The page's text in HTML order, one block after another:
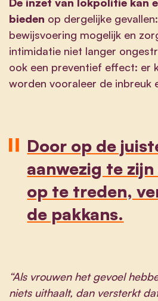
bieden op dergelijke
bewijsvoering mogelijk en
intimidatie niet langer
ook een preventief effect: er
worden vooraleer de inbreuk
Door op de
aanwezig te
op te treden,
de pakkans.
“Als vrouwen het gevoel
niets uithaalt, dan versterkt